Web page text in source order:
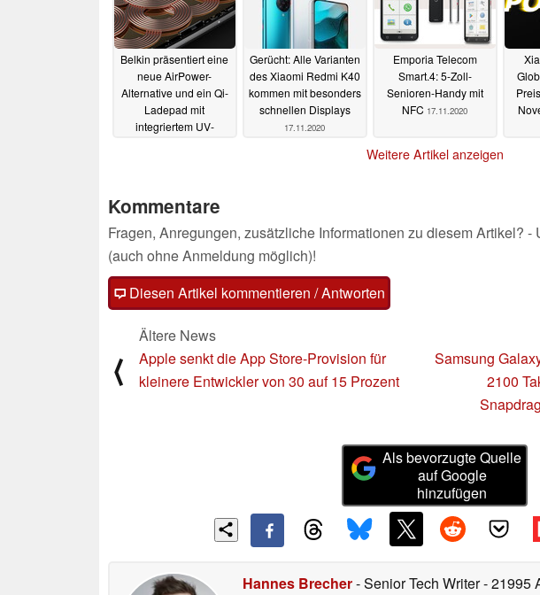
Belkin präsentiert eine
neue AirPower-
Alternative und ein Qi-
Ladepad mit
integriertem UV-
Gerücht: Alle Varianten
des Xiaomi Redmi K40
kommen mit besonders
schnellen Displays
17.11.2020
Emporia Telecom
Smart.4: 5-Zoll-
Senioren-Handy mit
NFC 17.11.2020
Weitere Artikel anzeigen
Kommentare
Fragen, Anregungen, zusätzliche Informationen zu diesem Artikel?
(auch ohne Anmeldung möglich)!
Diesen Artikel kommentieren / Antworten
⟨
Ältere News
Apple senkt die App Store-Provision für
kleinere Entwickler von 30 auf 15 Prozent
Samsung
2100
Als bevorzugte Quelle
auf Google
hinzufügen
Hannes Brecher- Senior Tech Writer- 21995